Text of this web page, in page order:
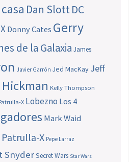
Dan SlottDC
Donny Cates Gerry
de la Galaxia James
Javier Garrón Jed MacKay Jeff
Kelly Thompson
X Lobezno Los 4
Mark Waid
Patrulla-X Pepe Larraz
SnyderSecret Wars Star Wars